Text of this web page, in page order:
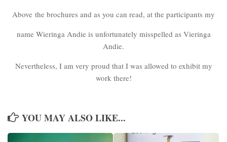
Above the brochures and as you can read, at the participants my
name Wieringa Andie is unfortunately misspelled as Vieringa
Andie.
Nevertheless, I am very proud that I was allowed to exhibit my
work there!
YOU MAY ALSO LIKE...